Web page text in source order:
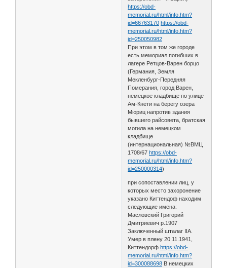
https://obd-
memorial.ru/html/info.htm?
id=66763170 https://obd-
memorial.ru/html/info.htm?
id=250050982
При этом в том же городе
есть мемориал погибших в
лагере Ретцов-Варен борцо
(Германия, Земля
Мекленбург-Передняя
Померания, город Варен,
немецкое кладбище по улице
Ам-Кнети на берегу озера
Мюриц напротив здания
бывшего райсовета, братская
могила на немецком
кладбище
(интернациональная) №ВМЦ
1708/67https://obd-
memorial.ru/html/info.htm?
id=250000314)
при сопоставлении лиц, у
которых место захоронение
указано Киттендоф находим
следующие имена:
Масловский Григорий
Дмитриевич р.1907
Заключенный шталаг IIA.
Умер в плену 20.11.1941,
Киттендорфhttps://obd-
memorial.ru/html/info.htm?
id=300088698 В немецких